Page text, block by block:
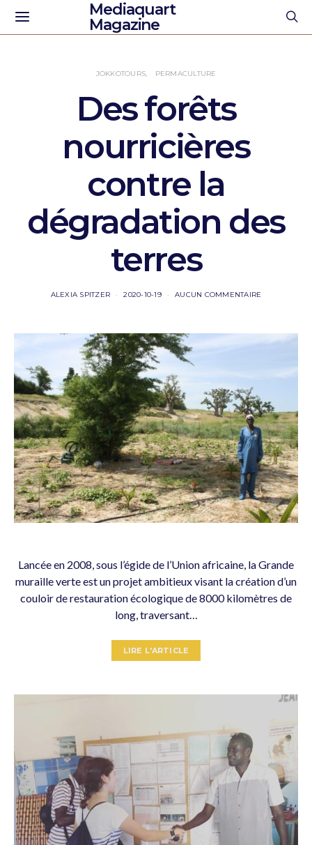
Mediaquart
Magazine
JOKKOTOURS PERMACULTURE
Des forêts
nourricières
contre la
dégradation des
terres
ALEXIA SPITZER 2020-10-19 AUCUN COMMENTAIRE
Lancée en 2008, sous l’égide de l’Union africaine, la Grande
muraille verte est un projet ambitieux visant la création d’un
couloir de restauration écologique de 8000 kilomètres de
long, traversant…
LIRE L'ARTICLE